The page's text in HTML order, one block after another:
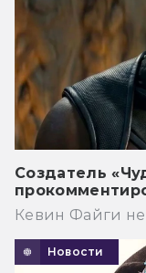
Создатель
Кевин Файги не
Новости